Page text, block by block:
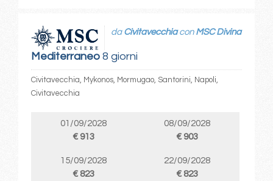
Mediterraneo8 giorni
da Civitavecchiacon MSC Divina
Civitavecchia, Mykonos, Mormugao, Santorini, Napoli,
Civitavecchia
01/09/2028
€ 913
08/09/2028
€ 903
15/09/2028
€ 823
22/09/2028
€ 823